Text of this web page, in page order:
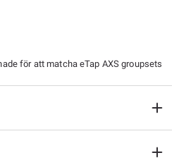
för att matcha eTap AXS groupsets